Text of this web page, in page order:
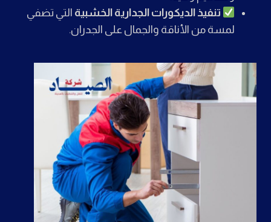
تنفيذ الديكورات الجدارية الخشبية التي تضفي
لمسة من الأناقة والجمال على الجدران.